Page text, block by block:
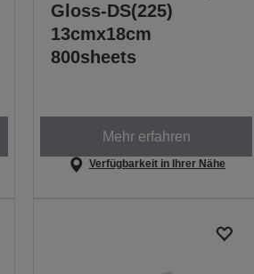
Gloss-DS(225)
13cmx18cm
800sheets
Mehr erfahren
Verfügbarkeit in Ihrer Nähe